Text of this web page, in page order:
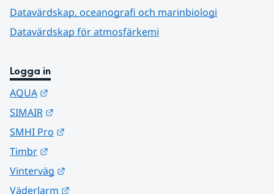
Datavärdskap, oceanografi och marinbiologi
Datavärdskap för atmosfärkemi
Logga in
AQUA
SIMAIR
SMHI Pro
Timbr
Vinterväg
Väderlarm